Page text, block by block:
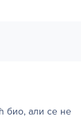
био, али се не